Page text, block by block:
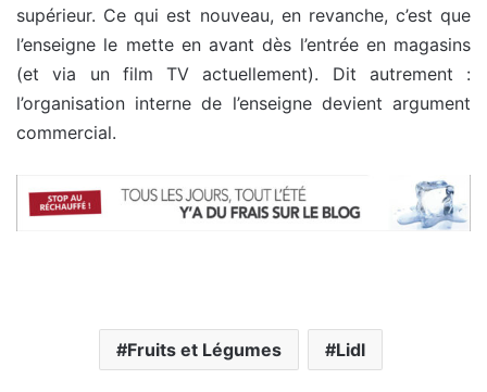
supérieur. Ce qui est nouveau, en revanche, c’est que
l’enseigne le mette en avant dès l’entrée en magasins
(et via un film TV actuellement). Dit autrement :
l’organisation interne de l’enseigne devient argument
commercial.
Fruits et Légumes Lidl